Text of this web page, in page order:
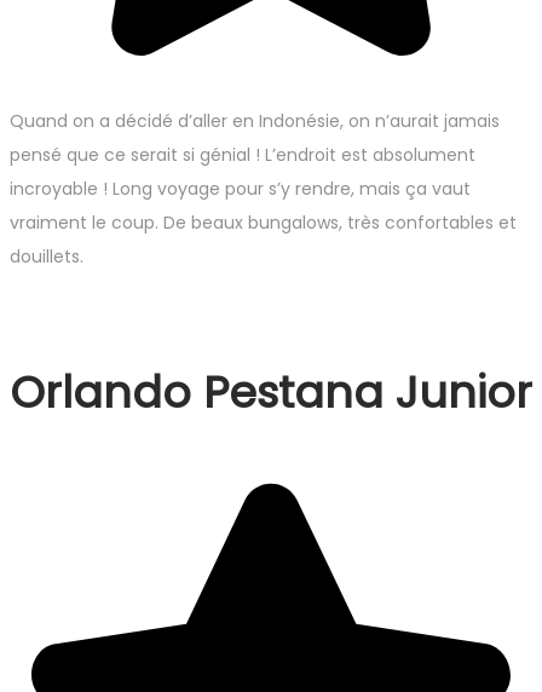
Quand on a décidé d’aller en Indonésie, on n’aurait jamais
pensé que ce serait si génial ! L’endroit est absolument
incroyable ! Long voyage pour s’y rendre, mais ça vaut
vraiment le coup. De beaux bungalows, très confortables et
douillets.
Orlando Pestana Junior